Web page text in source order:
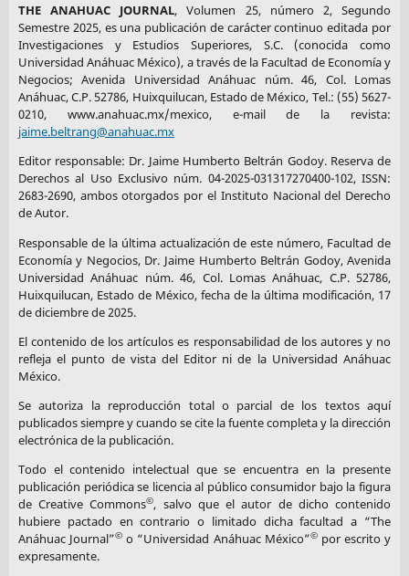
THE ANAHUAC JOURNAL, Volumen 25, número 2, Segundo
Semestre 2025, es una publicación de carácter continuo editada por
Investigaciones y Estudios Superiores, S.C. (conocida como
Universidad Anáhuac México), a través de la Facultad de Economía y
Negocios; Avenida Universidad Anáhuac núm. 46, Col. Lomas
Anáhuac, C.P. 52786, Huixquilucan, Estado de México, Tel.: (55) 5627-
0210, www.anahuac.mx/mexico, e-mail de la revista:
jaime.beltrang@anahuac.mx
Editor responsable: Dr. Jaime Humberto Beltrán Godoy. Reserva de
Derechos al Uso Exclusivo núm. 04-2025-031317270400-102, ISSN:
2683-2690, ambos otorgados por el Instituto Nacional del Derecho
de Autor.
Responsable de la última actualización de este número, Facultad de
Economía y Negocios, Dr. Jaime Humberto Beltrán Godoy, Avenida
Universidad Anáhuac núm. 46, Col. Lomas Anáhuac, C.P. 52786,
Huixquilucan, Estado de México, fecha de la última modificación, 17
de diciembre de 2025.
El contenido de los artículos es responsabilidad de los autores y no
refleja el punto de vista del Editor ni de la Universidad Anáhuac
México.
Se autoriza la reproducción total o parcial de los textos aquí
publicados siempre y cuando se cite la fuente completa y la dirección
electrónica de la publicación.
Todo el contenido intelectual que se encuentra en la presente
publicación periódica se licencia al público consumidor bajo la figura
de Creative Commons©, salvo que el autor de dicho contenido
hubiere pactado en contrario o limitado dicha facultad a “The
Anáhuac Journal”© o “Universidad Anáhuac México”©por escrito y
expresamente.